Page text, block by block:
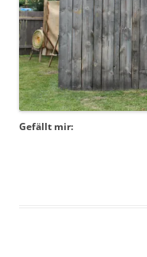
Gefällt mir: